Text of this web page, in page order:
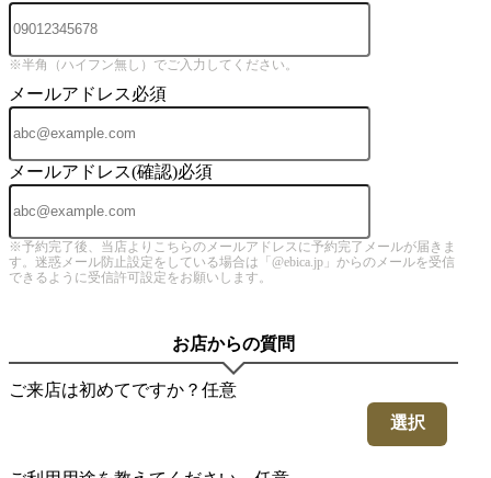
※半角（ハイフン無し）でご入力してください。
メールアドレス必須
メールアドレス(確認)必須
※予約完了後、当店よりこちらのメールアドレスに予約完了メールが届きま
す。迷惑メール防止設定をしている場合は「@ebica.jp」からのメールを受信
できるように受信許可設定をお願いします。
お店からの質問
ご来店は初めてですか？ 任意
選択